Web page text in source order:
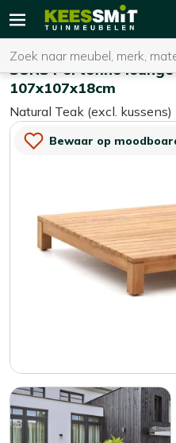
Kees
Zoeken
U heeft geen product(en)
15%
SUNS Portofino
107x107x18cm
Natural Teak (excl. kussens)
Bewaar op